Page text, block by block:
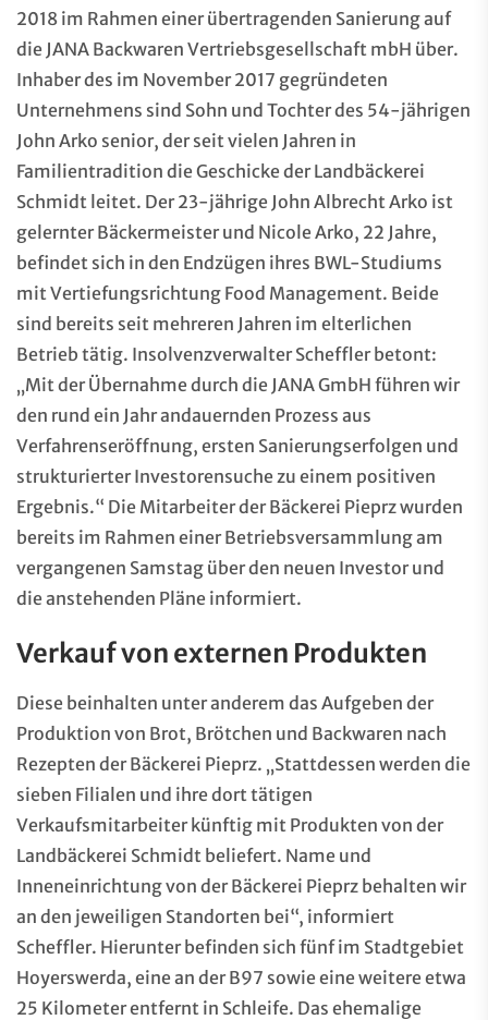
2018 im Rahmen einer übertragenden Sanierung auf
die JANA Backwaren Vertriebsgesellschaft mbH über.
Inhaber des im November 2017 gegründeten
Unternehmens sind Sohn und Tochter des 54-jährigen
John Arko senior, der seit vielen Jahren in
Familientradition die Geschicke der Landbäckerei
Schmidt leitet. Der 23-jährige John Albrecht Arko ist
gelernter Bäckermeister und Nicole Arko, 22 Jahre,
befindet sich in den Endzügen ihres BWL-Studiums
mit Vertiefungsrichtung Food Management. Beide
sind bereits seit mehreren Jahren im elterlichen
Betrieb tätig. Insolvenzverwalter Scheffler betont:
„Mit der Übernahme durch die JANA GmbH führen wir
den rund ein Jahr andauernden Prozess aus
Verfahrenseröffnung, ersten Sanierungserfolgen und
strukturierter Investorensuche zu einem positiven
Ergebnis.“ Die Mitarbeiter der Bäckerei Pieprz wurden
bereits im Rahmen einer Betriebsversammlung am
vergangenen Samstag über den neuen Investor und
die anstehenden Pläne informiert.
Verkauf von externen Produkten
Diese beinhalten unter anderem das Aufgeben der
Produktion von Brot, Brötchen und Backwaren nach
Rezepten der Bäckerei Pieprz. „Stattdessen werden die
sieben Filialen und ihre dort tätigen
Verkaufsmitarbeiter künftig mit Produkten von der
Landbäckerei Schmidt beliefert. Name und
Inneneinrichtung von der Bäckerei Pieprz behalten wir
an den jeweiligen Standorten bei“, informiert
Scheffler. Hierunter befinden sich fünf im Stadtgebiet
Hoyerswerda, eine an der B97 sowie eine weitere etwa
25 Kilometer entfernt in Schleife. Das ehemalige